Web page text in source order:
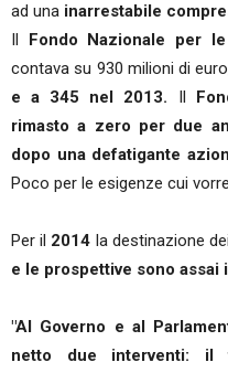
ad una inarrestabile
Il Fondo Nazionale per
contava su 930 milioni di
e a 345 nel 2013. Il
rimasto a zero per due
dopo una defatigante
Poco per le esigenze cui
Per il 2014 la destinazione
e le prospettive sono assai
"Al Governo e al
netto due interventi: il